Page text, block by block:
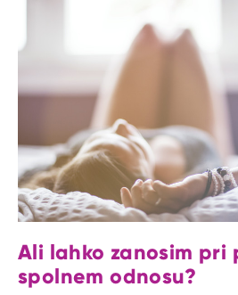
Ali lahko zanosim pri
spolnem odnosu?